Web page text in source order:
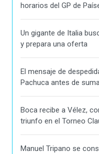
horarios del GP de
Un gigante de Italia
y prepara una oferta
El mensaje de
Pachuca antes de
Boca recibe a Vélez,
triunfo en el Torneo
Manuel Tripano se